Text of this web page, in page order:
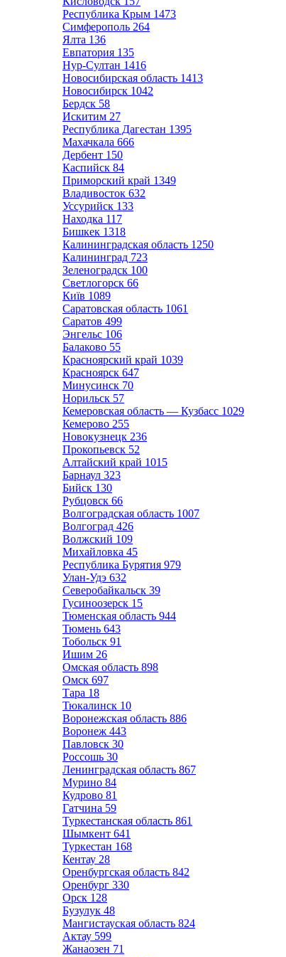
Республика Крым 1473
Симферополь 264
Ялта 136
Евпатория 135
Нур-Султан 1416
Новосибирская область 1413
Новосибирск 1042
Бердск 58
Искитим 27
Республика Дагестан 1395
Махачкала 666
Дербент 150
Каспийск 84
Приморский край 1349
Владивосток 632
Уссурийск 133
Находка 117
Бишкек 1318
Калининградская область 1250
Калининград 723
Зеленоградск 100
Светлогорск 66
Київ 1089
Саратовская область 1061
Саратов 499
Энгельс 106
Балаково 55
Красноярский край 1039
Красноярск 647
Минусинск 70
Норильск 57
Кемеровская область — Кузбасс 1029
Кемерово 255
Новокузнецк 236
Прокопьевск 52
Алтайский край 1015
Барнаул 323
Бийск 130
Рубцовск 66
Волгоградская область 1007
Волгоград 426
Волжский 109
Михайловка 45
Республика Бурятия 979
Улан-Удэ 632
Северобайкальск 39
Гусиноозерск 15
Тюменская область 944
Тюмень 643
Тобольск 91
Ишим 26
Омская область 898
Омск 697
Тара 18
Тюкалинск 10
Воронежская область 886
Воронеж 443
Павловск 30
Россошь 30
Ленинградская область 867
Мурино 84
Кудрово 81
Гатчина 59
Туркестанская область 861
Шымкент 641
Туркестан 168
Кентау 28
Оренбургская область 842
Оренбург 330
Орск 128
Бузулук 48
Мангистауская область 824
Актау 599
Жанаозен 71